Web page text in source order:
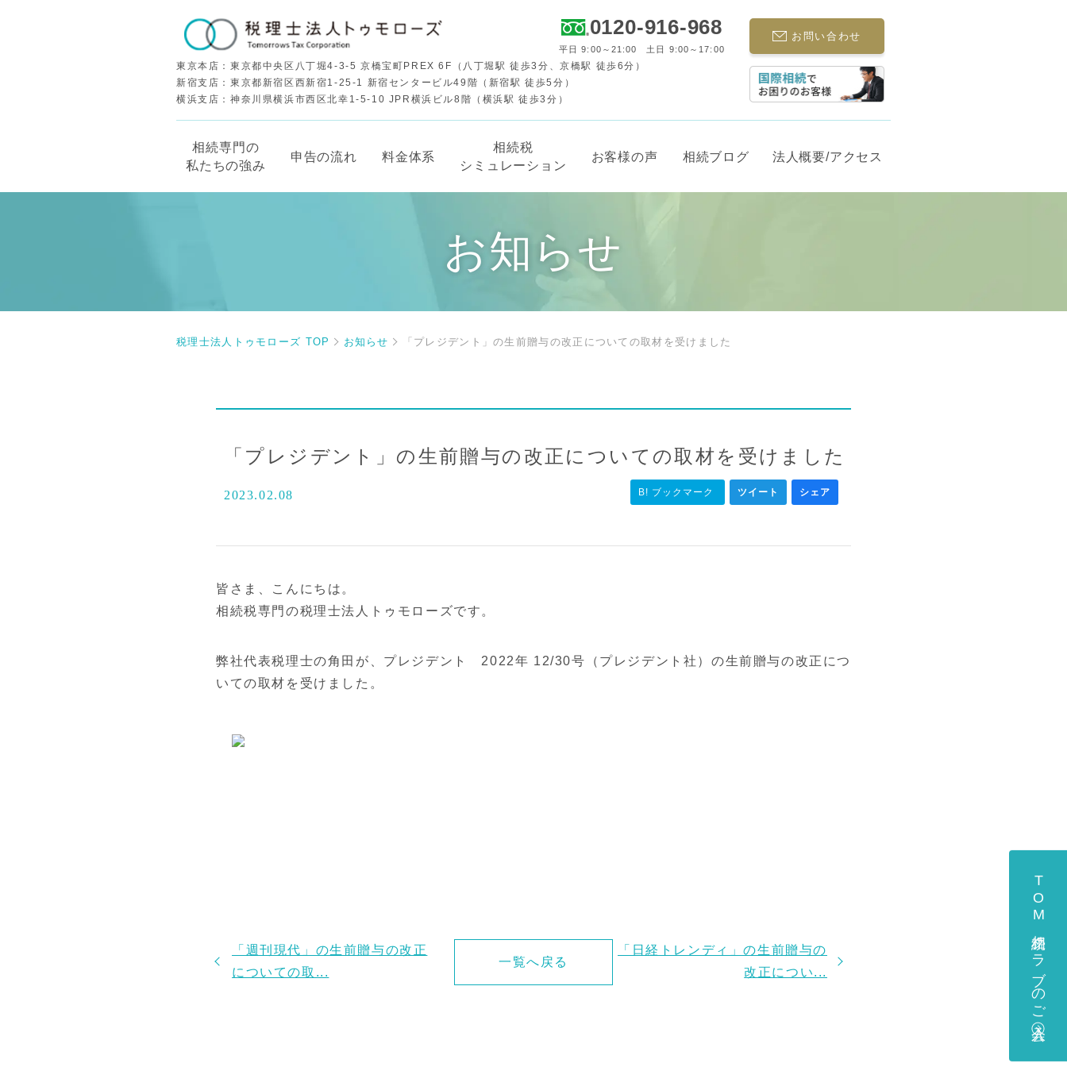
TOM相続クラブのご入会
0120-916-968
平日 9:00～21:00 土日 9:00～17:00
お問い合わせ
東京本店：東京都中央区八丁堀4-3-5 京橋宝町PREX 6F（八丁堀駅 徒歩3分、京橋駅 徒歩6分）
新宿支店：東京都新宿区西新宿1-25-1 新宿センタービル49階（新宿駅 徒歩5分）
横浜支店：神奈川県横浜市西区北幸1-5-10 JPR横浜ビル8階（横浜駅 徒歩3分）
相続専門の
私たちの強み
申告の流れ 料金体系
相続税
シミュレーション
お客様の声 相続ブログ 法人概要/アクセス
お知らせ
税理士法人トゥモローズ TOP お知らせ 「プレジデント」の生前贈与の改正についての取材を受けました
「プレジデント」の生前贈与の改正についての取材を受けました
2023.02.08 B! ブックマーク ツイート シェア
皆さま、こんにちは。
相続税専門の税理士法人トゥモローズです。
弊社代表税理士の角田が、プレジデント 2022年 12/30号（プレジデント社）の生前贈与の改正につ
いての取材を受けました。
「週刊現代」の生前贈与の改正
についての取...
一覧へ戻る
「日経トレンディ」の生前贈与の
改正につい...